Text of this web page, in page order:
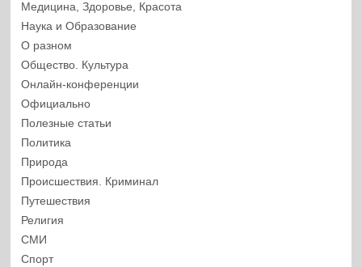
Медицина, Здоровье, Красота
Наука и Образование
О разном
Общество. Культура
Онлайн-конференции
Официально
Полезные статьи
Политика
Природа
Происшествия. Криминал
Путешествия
Религия
СМИ
Спорт